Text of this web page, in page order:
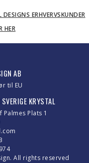
HER
AB
til EU
Palmes Plats 1
All rights reserved